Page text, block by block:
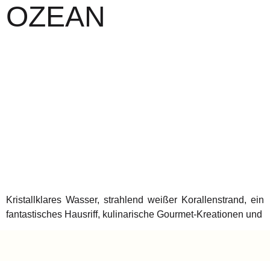
OZEAN
Kristallklares Wasser, strahlend weißer Korallenstrand, ein
fantastisches Hausriff, kulinarische Gourmet-Kreationen und